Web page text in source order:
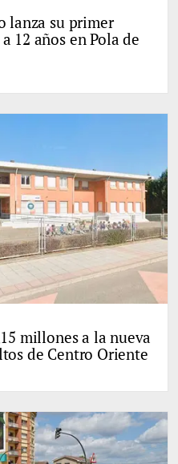
lanza su primer
12 años en Pola de
millones a la nueva
de Centro Oriente